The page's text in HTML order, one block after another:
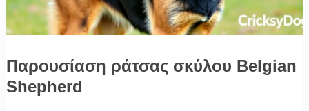
Παρουσίαση ράτσας σκύλου Belgian
Shepherd